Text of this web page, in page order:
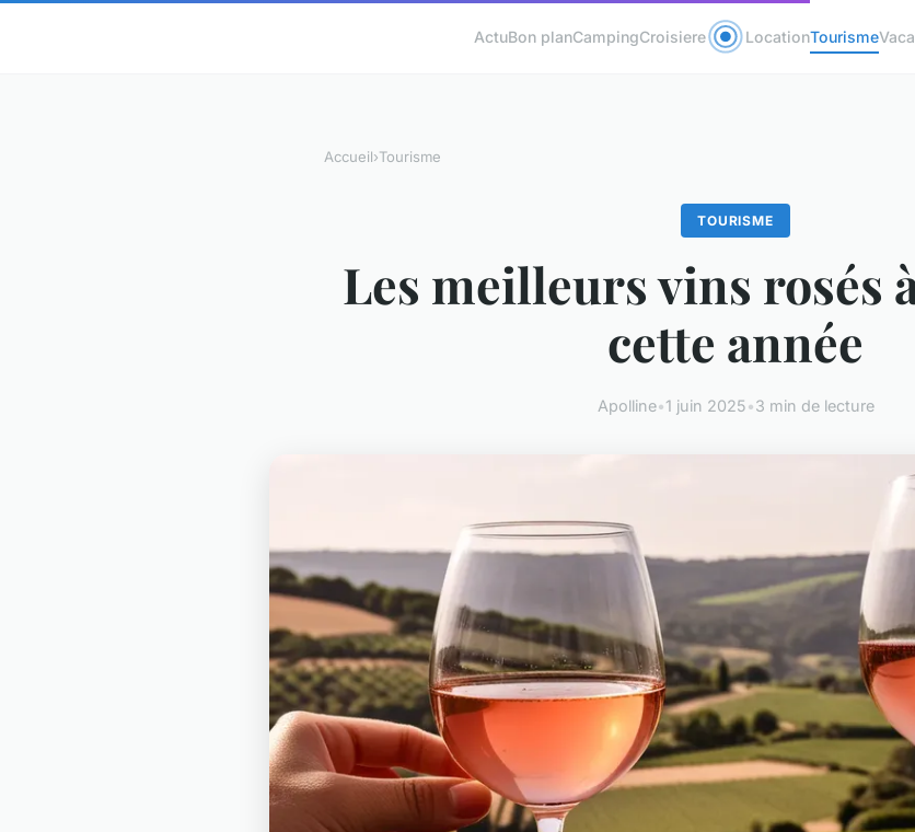
ActuBon planCampingCroisiere LocationTourisme
Accueil›Tourisme
TOURISME
Les meilleurs vins rosés
cette année
Apolline•1 juin 2025•3 min de lecture